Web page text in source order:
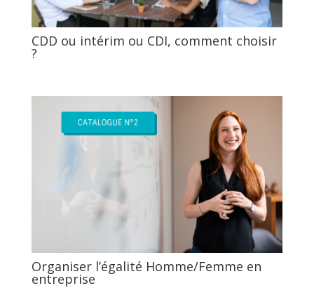
CDD ou intérim ou CDI, comment choisir
?
Organiser l’égalité Homme/Femme en
entreprise